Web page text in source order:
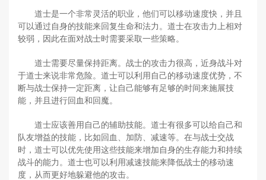
道士是一个非常灵活的职业，他们可以移动速度快，并且
可以通过自身的技能来回复生命和法力。道士在攻击力上相对
较弱，因此在面对战士时需要采取一些策略。
道士需要尽量保持距离。战士的攻击力很高，近身战斗对
于道士来说非常危险。道士可以利用自己的移动速度优势，不
断与战士保持一定距离，让自己能够有足够的时间来施展技
能，并且进行回血和回魔。
道士应该善用自己的辅助技能。道士有很多可以给自己和
队友增益的技能，比如回血、加防、减速等。在与战士交战
时，道士可以优先使用这些技能来增加自身的生存能力和持续
战斗的能力。道士也可以利用减速技能来降低战士的移动速
度，从而更好地躲避他的攻击。